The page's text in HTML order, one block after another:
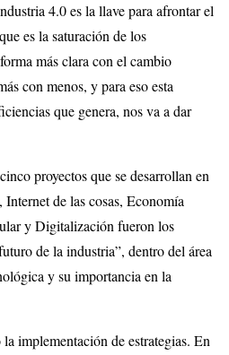
4.0 es la llave para afrontar el
es la saturación de los
más clara con el cambio
con menos, y para eso esta
que genera, nos va a dar
proyectos que se desarrollan en
de las cosas, Economía
y Digitalización fueron los
de la industria”, dentro del área
y su importancia en la
implementación de estrategias. En